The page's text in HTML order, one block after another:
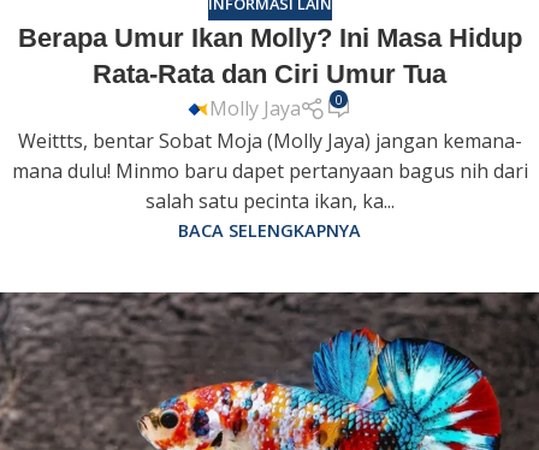
Berapa Umur Ikan Molly? Ini Masa Hidup
Rata-Rata dan Ciri Umur Tua
Molly Jaya 0
Weittts, bentar Sobat Moja (Molly Jaya) jangan kemana-
mana dulu! Minmo baru dapet pertanyaan bagus nih dari
salah satu pecinta ikan, ka...
BACA SELENGKAPNYA